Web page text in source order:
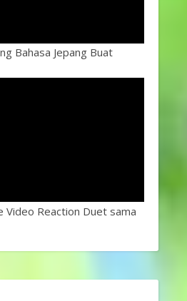
Bahasa Jepang Buat
Video Reaction Duet sama